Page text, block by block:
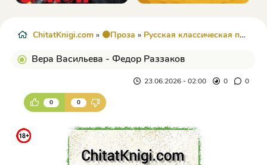
ChitatKnigi.com » 🟠Проза » Русская классическая проза
Вера Васильева - Федор Раззаков
23.06.2026 - 02:00 0 0
0 0